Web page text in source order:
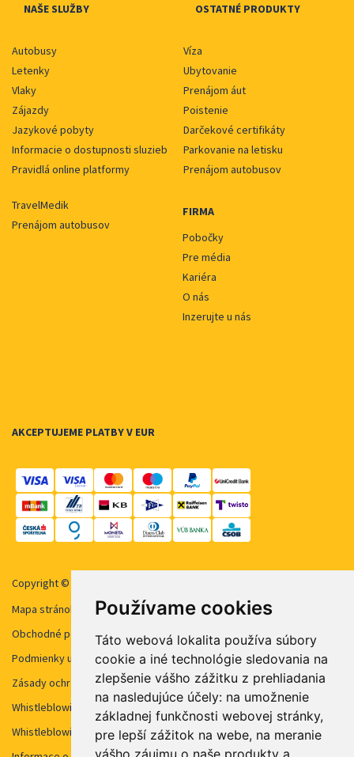
Používame cookies
Táto webová lokalita používa súbory
cookie a iné technológie sledovania na
zlepšenie vášho zážitku z prehliadania
na nasledujúce účely: na umožnenie
základnej funkčnosti webovej stránky,
pre lepší zážitok na webe, na meranie
vášho záujmu o naše produkty a
NAŠE SLUŽBY OSTATNÉ PRODUKTY
Autobusy
Letenky
Vlaky
Zájazdy
Jazykové pobyty
Informacie o dostupnosti sluzieb
Pravidlá online platformy
Víza
Ubytovanie
Prenájom áut
Poistenie
Darčekové certifikáty
Parkovanie na letisku
Prenájom autobusov
TravelMedik
Prenájom autobusov
FIRMA
Pobočky
Pre média
Kariéra
O nás
Inzerujte u nás
AKCEPTUJEME PLATBY V EUR
Copyright © 2026 STUDENT AGENCY, s.r.o. Všechna práva vyhrazena.
Mapa stránok
Obchodné podmienky
Podmienky užívanie cookies
Zásady ochrany osobných údajov
Whistleblowing STUDENT AGENCY
Whistleblowing STUDENT AGENCY TRAVEL